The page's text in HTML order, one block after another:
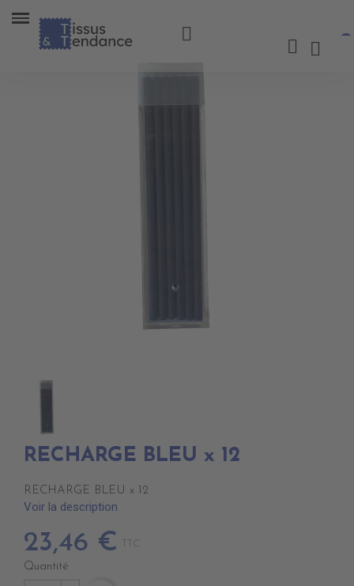
RECHARGE BLEU x 12
RECHARGE BLEU x 12
Voir la description
23,46 € TTC
Quantité